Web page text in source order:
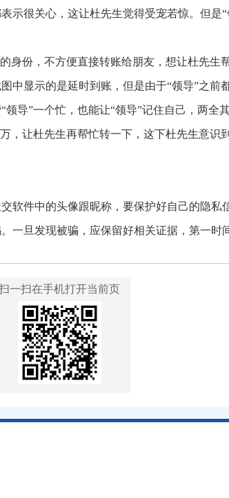
示很关心，这让杜先生觉得受宠若惊。但是
身份，不方便直接转账给朋友，想让杜先生
中显示的是延时到账，但是由于“领导”之前
导”一个忙，也能让“领导”记住自己，两全
，让杜先生再帮忙转一下，这下杜先生意识
软件中的头像跟昵称，要保护好自己的隐私
一旦发现被骗，应保留好相关证据，第一时
一扫在手机打开当前页